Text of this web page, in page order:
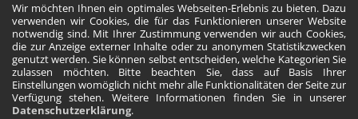
Wir möchten Ihnen ein optimales Webseiten-Erlebnis zu bieten. Dazu
verwenden wir Cookies, die für das Funktionieren unserer Website
notwendig sind. Mit Ihrer Zustimmung verwenden wir auch Cookies,
die zur Anzeige externer Inhalte oder zu anonymen Statistikzwecken
genutzt werden. Sie können selbst entscheiden, welche Kategorien Sie
zulassen möchten. Bitte beachten Sie, dass auf Basis Ihrer
Einstellungen womöglich nicht mehr alle Funktionalitäten der Seite zur
Verfügung stehen. Weitere Informationen finden Sie in unserer
Datenschutzerklärung.